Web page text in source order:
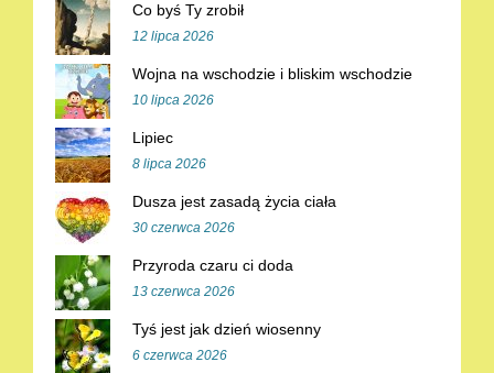
Co byś Ty zrobił
12 lipca 2026
Wojna na wschodzie i bliskim wschodzie
10 lipca 2026
Lipiec
8 lipca 2026
Dusza jest zasadą życia ciała
30 czerwca 2026
Przyroda czaru ci doda
13 czerwca 2026
Tyś jest jak dzień wiosenny
6 czerwca 2026